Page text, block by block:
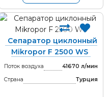
Сепаратор циклонный
Mikropor F 2500 WS
Поток воздуха
41670 л/мин
Страна
Турция